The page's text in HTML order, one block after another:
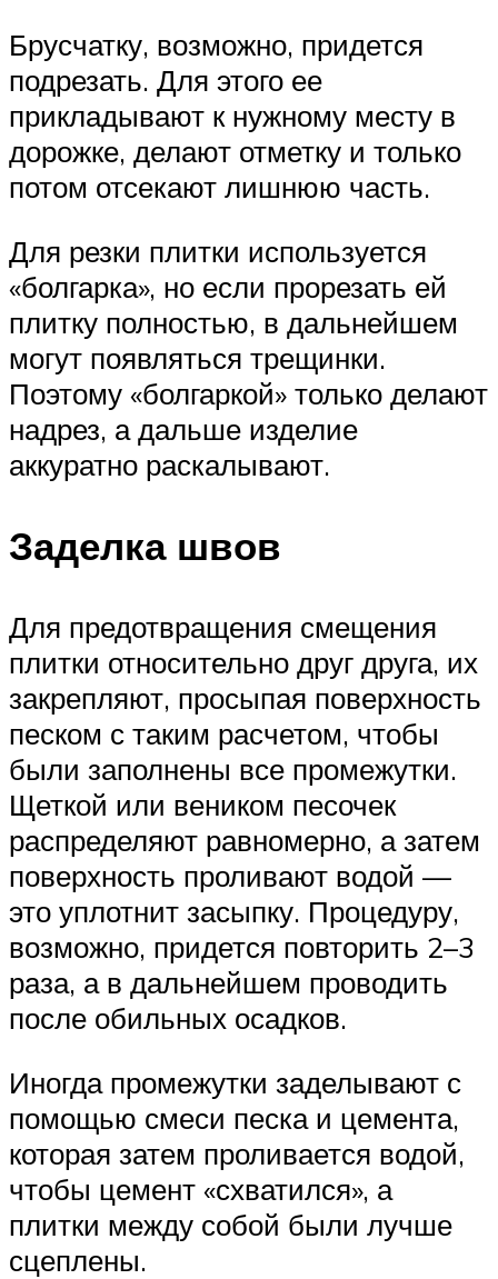
Брусчатку, возможно, придется
подрезать. Для этого ее
прикладывают к нужному месту в
дорожке, делают отметку и только
потом отсекают лишнюю часть.
Для резки плитки используется
«болгарка», но если прорезать ей
плитку полностью, в дальнейшем
могут появляться трещинки.
Поэтому «болгаркой» только делают
надрез, а дальше изделие
аккуратно раскалывают.
Заделка швов
Для предотвращения смещения
плитки относительно друг друга, их
закрепляют, просыпая поверхность
песком с таким расчетом, чтобы
были заполнены все промежутки.
Щеткой или веником песочек
распределяют равномерно, а затем
поверхность проливают водой —
это уплотнит засыпку. Процедуру,
возможно, придется повторить 2–3
раза, а в дальнейшем проводить
после обильных осадков.
Иногда промежутки заделывают с
помощью смеси песка и цемента,
которая затем проливается водой,
чтобы цемент «схватился», а
плитки между собой были лучше
сцеплены.